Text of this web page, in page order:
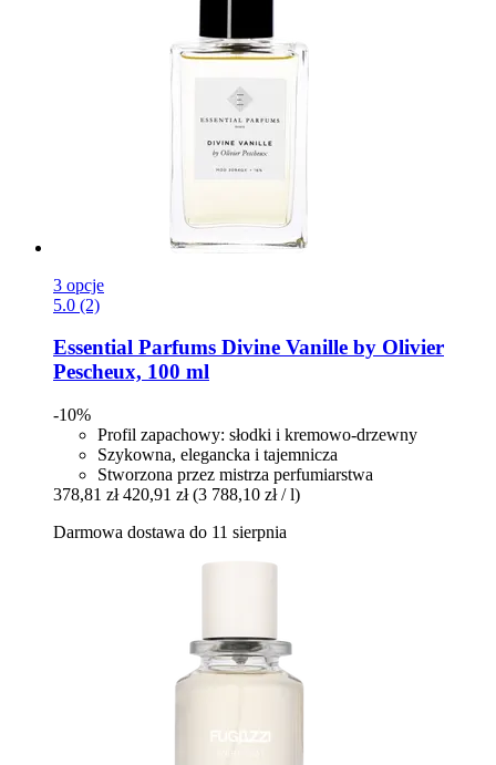
3 opcje
5.0 (2)
Essential Parfums Divine Vanille by Olivier
Pescheux, 100 ml
-10%
Profil zapachowy: słodki i kremowo-drzewny
Szykowna, elegancka i tajemnicza
Stworzona przez mistrza perfumiarstwa
378,81 zł 420,91 zł (3 788,10 zł / l)
Darmowa dostawa do 11 sierpnia